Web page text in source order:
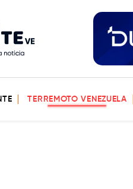
TERREMOTO VENEZUELA